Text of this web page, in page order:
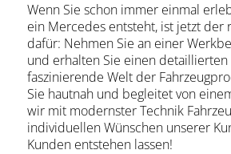
Wenn Sie schon immer einmal
ein Mercedes entsteht, ist jetzt der
dafür: Nehmen Sie an einer
und erhalten Sie einen
faszinierende Welt der
Sie hautnah und begleitet von
wir mit modernster Technik
individuellen Wünschen unserer
Kunden entstehen lassen!